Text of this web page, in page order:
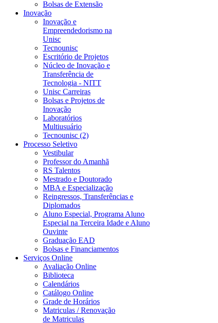
Bolsas de Extensão
Inovação
Inovação e
Empreendedorismo na
Unisc
Tecnounisc
Escritório de Projetos
Núcleo de Inovação e
Transferência de
Tecnologia - NITT
Unisc Carreiras
Bolsas e Projetos de
Inovação
Laboratórios
Multiusuário
Tecnounisc (2)
Processo Seletivo
Vestibular
Professor do Amanhã
RS Talentos
Mestrado e Doutorado
MBA e Especialização
Reingressos, Transferências e
Diplomados
Aluno Especial, Programa Aluno
Especial na Terceira Idade e Aluno
Ouvinte
Graduação EAD
Bolsas e Financiamentos
Serviços Online
Avaliação Online
Biblioteca
Calendários
Catálogo Online
Grade de Horários
Matriculas / Renovação
de Matriculas